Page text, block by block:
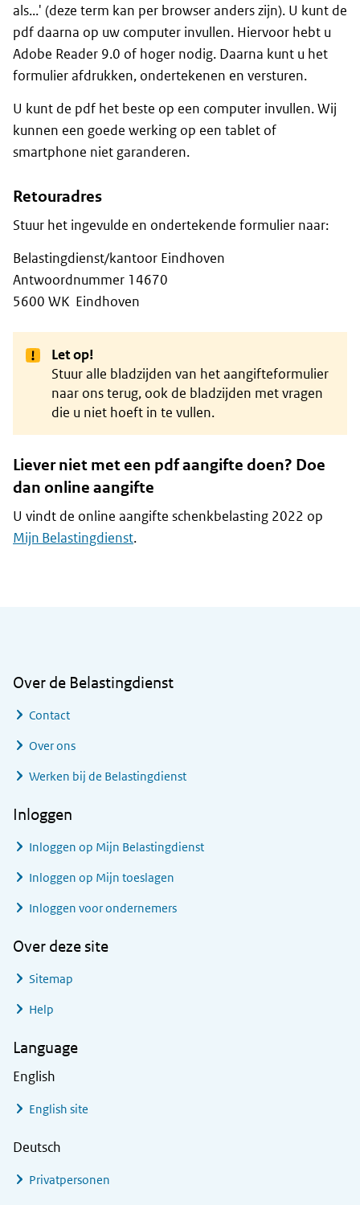
als...' (deze term kan per browser anders zijn). U kunt de
pdf daarna op uw computer invullen. Hiervoor hebt u
Adobe Reader 9.0 of hoger nodig. Daarna kunt u het
formulier afdrukken, ondertekenen en versturen.
U kunt de pdf het beste op een computer invullen. Wij
kunnen een goede werking op een tablet of
smartphone niet garanderen.
Retouradres
Stuur het ingevulde en ondertekende formulier naar:
Belastingdienst/kantoor Eindhoven
Antwoordnummer 14670
5600 WK Eindhoven
Let op!
Stuur alle bladzijden van het aangifteformulier
naar ons terug, ook de bladzijden met vragen
die u niet hoeft in te vullen.
Liever niet met een pdf aangifte doen? Doe
dan online aangifte
U vindt de online aangifte schenkbelasting 2022 op
Mijn Belastingdienst.
Over de Belastingdienst
Contact
Over ons
Werken bij de Belastingdienst
Inloggen
Inloggen op Mijn Belastingdienst
Inloggen op Mijn toeslagen
Inloggen voor ondernemers
Over deze site
Sitemap
Help
Language
English
English site
Deutsch
Privatpersonen